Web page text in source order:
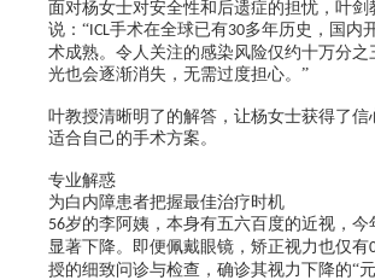
面对杨女士对安全性和后遗症的担忧，叶剑
说： “ ICL手术在全球已有30多年历史，国内
术成熟。令人关注的感染风险仅约十万分之
光也会逐渐消失，无需过度担心。”
叶教授清晰明了的解答，让杨女士获得了信
适合自己的手术方案。
专业解惑
为白内障患者把握最佳治疗时机
56岁的李阿姨，本身有五六百度的近视，今
显著下降。即便佩戴眼镜，矫正视力也仅有
授的细致问诊与检查，确诊其视力下降的“元